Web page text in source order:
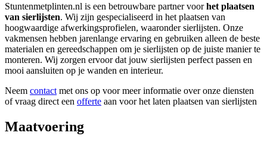
Stuntenmetplinten.nl is een betrouwbare partner voorhet plaatsen
van sierlijsten. Wij zijn gespecialiseerd in het plaatsen van
hoogwaardige afwerkingsprofielen, waaronder sierlijsten. Onze
vakmensen hebben jarenlange ervaring en gebruiken alleen de beste
materialen en gereedschappen om je sierlijsten op de juiste manier te
monteren. Wij zorgen ervoor dat jouw sierlijsten perfect passen en
mooi aansluiten op je wanden en interieur.
Neem contact met ons op voor meer informatie over onze diensten
of vraag direct een offerte aan voor het laten plaatsen van sierlijsten
Maatvoering